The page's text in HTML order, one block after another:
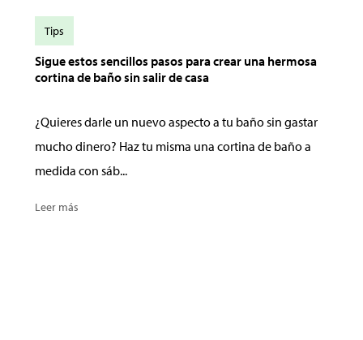
Sigue estos sencillos pasos para crear una hermosa
cortina de baño sin salir de casa
¿Quieres darle un nuevo aspecto a tu baño sin gastar
mucho dinero? Haz tu misma una cortina de baño a
medida con sáb...
Leer más
Tips